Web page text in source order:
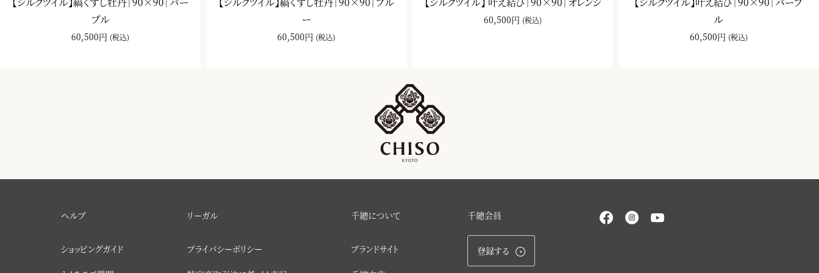
プル
60,500円 (税込)
ー
60,500円 (税込)
60,500円 (税込)
ル
60,500円 (税込)
ヘルプ
ショッピングガイド
リーガル
プライバシーポリシー
千總について
ブランドサイト
千總会員
登録する